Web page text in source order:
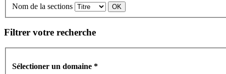
Nom de la sections
Filtrer votre recherche
Sélectioner un domaine *